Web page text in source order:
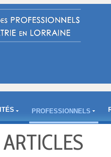
PROFESSIONNELS